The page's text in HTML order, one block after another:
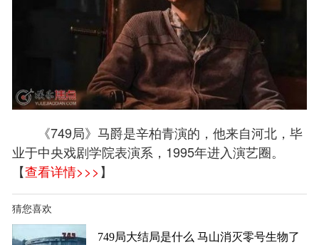
《749局》马爵是辛柏青演的，他来自河北，毕
业于中央戏剧学院表演系，1995年进入演艺圈。
【查看详情>>>】
猜您喜欢
749局大结局是什么 马山消灭零号生物了